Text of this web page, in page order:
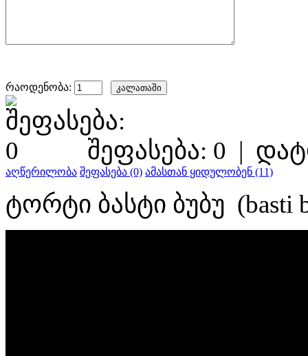
რაოდენობა:
შეფასება: 0 |
აღწერილობა შეფასება (0) ამასთან ყიდულობენ (11)
ტორტი ბასტი ბუბუ (basti